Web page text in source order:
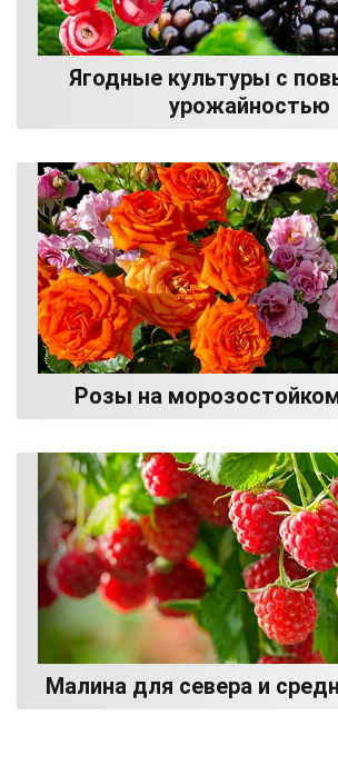
Ягодные культуры с
урожайностью
Розы на
Малина для севера и